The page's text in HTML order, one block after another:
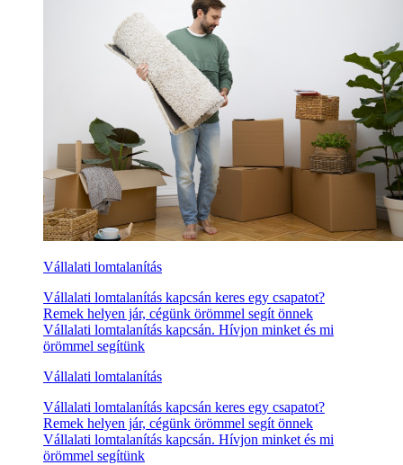
Vállalati lomtalanítás
Vállalati lomtalanítás kapcsán keres egy csapatot?
Remek helyen jár, cégünk örömmel segít önnek
Vállalati lomtalanítás kapcsán. Hívjon minket és mi
örömmel segítünk
Vállalati lomtalanítás
Vállalati lomtalanítás kapcsán keres egy csapatot?
Remek helyen jár, cégünk örömmel segít önnek
Vállalati lomtalanítás kapcsán. Hívjon minket és mi
örömmel segítünk